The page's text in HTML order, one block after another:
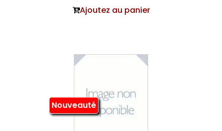
Ajoutez au panier
Nouveauté